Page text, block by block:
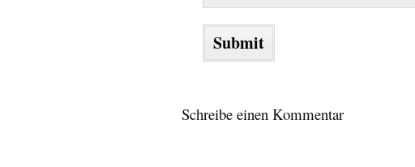
Schreibe einen Kommentar